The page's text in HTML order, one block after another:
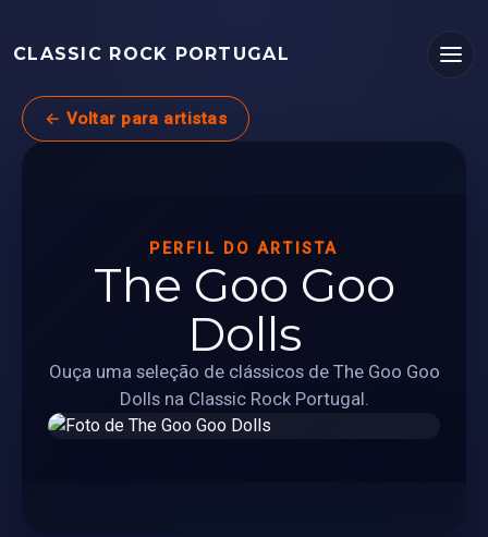
CLASSIC ROCK PORTUGAL
← Voltar para artistas
PERFIL DO ARTISTA
The Goo Goo
Dolls
Ouça uma seleção de clássicos de The Goo Goo
Dolls na Classic Rock Portugal.